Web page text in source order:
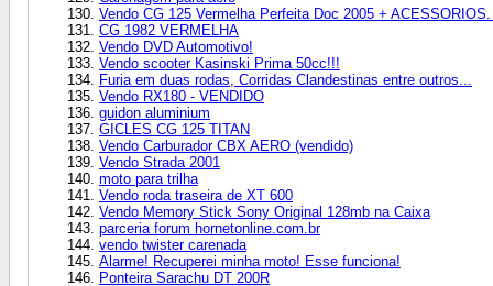
Vendo CG 125 Vermelha Perfeita Doc 2005 +
CG 1982 VERMELHA
Vendo DVD Automotivo!
Vendo scooter Kasinski Prima 50cc!!!
Furia em duas rodas, Corridas Clandestinas entre outros...
Vendo RX180 - VENDIDO
guidon aluminium
GICLES CG 125 TITAN
Vendo Carburador CBX AERO (vendido)
Vendo Strada 2001
moto para trilha
Vendo roda traseira de XT 600
Vendo Memory Stick Sony Original 128mb na Caixa
parceria forum hornetonline.com.br
vendo twister carenada
Alarme! Recuperei minha moto! Esse funciona!
Ponteira Sarachu DT 200R